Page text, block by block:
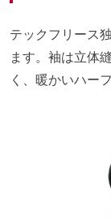
テックフリース
ます。袖は立体
く、暖かいハー